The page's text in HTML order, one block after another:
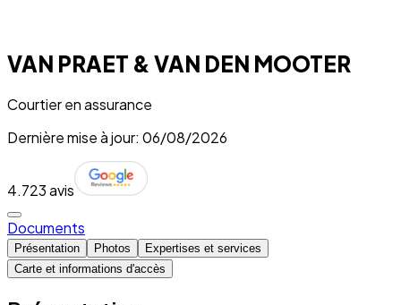
VAN PRAET & VAN DEN MOOTER
Courtier en assurance
Dernière mise à jour: 06/08/2026
4.723 avis
Documents
Présentation Photos
Expertises et services
Carte et informations d'accès